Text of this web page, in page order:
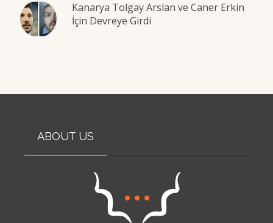
Kanarya Tolgay Arslan ve Caner Erkin
İçin Devreye Girdi
ABOUT US